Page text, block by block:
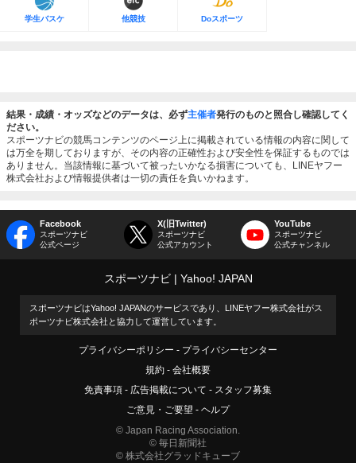
学生バスケ 他競技 Doスポーツ
結果・成績・オッズなどのデータは、必ず主催者発行のものと照合し確認してく
ださい。
スポーツナビの競馬コンテンツのページ上に掲載されている情報の内容に関して
は万全を期しておりますが、その内容の正確性および安全性を保証するものでは
ありません。当該情報に基づいて被ったいかなる損害についても、LINEヤフー
株式会社および情報提供者は一切の責任を負いかねます。
Facebook
スポーツナビ
公式ページ
X(旧Twitter)
スポーツナビ
公式アカウント
YouTube
スポーツナビ
公式チャンネル
スポーツナビ Yahoo! JAPAN
スポーツナビはYahoo! JAPANのサービスであり、LINEヤフー株式会社がス
ポーツナビ株式会社と協力して運営しています。
プライバシーポリシー
プライバシーセンター
規約
会社概要
免責事項
広告掲載について
スタッフ募集
ご意見・ご要望
ヘルプ
© Japan Racing Association.
© 毎日新聞社
© 株式会社グラッドキューブ